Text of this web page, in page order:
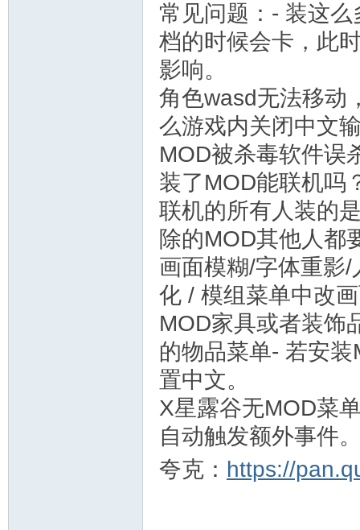
常见问题：- 装这
档的时候会卡，此
影响。
角色wasd无法移动
么游戏内关闭中文
MOD被杀毒软件误
装了MOD能联机吗
联机的所有人装的
除的MOD其他人都
画面模糊/字体重影
化 / 模组菜单中改
MOD家具或者装饰
的物品菜单- 若安
置中文。
X星露谷无MOD菜
自动触发额外事件
夸克： https://